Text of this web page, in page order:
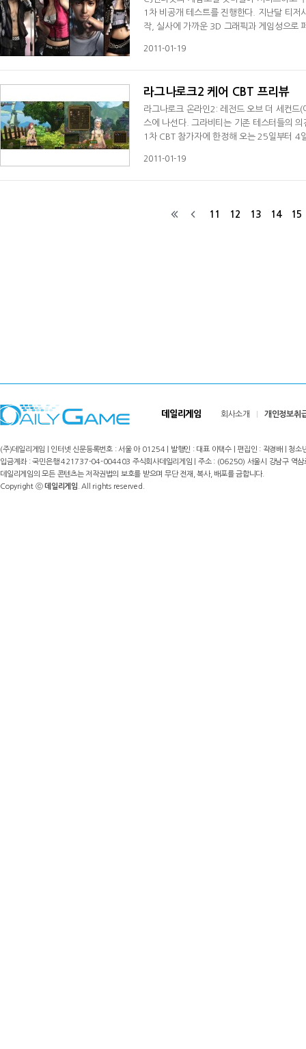
1차 비공개 테스트를 진행한다. 지난달 티
작, 실사에 가까운 3D 그래픽과 게임성으로
한 댄스게임과는 달리 고퀄리티 그래픽으로
2011-01-19
라그나로크2 케어 CBT 프리뷰
라그나로크 온라인2: 레전드 오브 더 세컨드
스에 나선다. 그라비티는 기존 테스터들의
1차 CBT 참가자에 한정해 오는 25일부터 4
문 직업 특성이 한층 세밀하고 편리하게 변
2011-01-19
11 12 13 14 15
데일리게임 회사소개 개인정보취
(주)데일리게임 | 인터넷 신문등록번호 : 서울 아 01254 | 발행인 : 대표 이택수 | 편집인 : 곽경배 |
입금계좌 : 국민은행 421737-04-004403 주식회사데일리게임 | 주소 : (06250) 서울시 강남구
데일리게임의 모든 콘텐츠는 저작권법의 보호를 받으며 무단 전재, 복사, 배포를 금합니다.
Copyright ⓒ데일리게임 . All rights reserved.